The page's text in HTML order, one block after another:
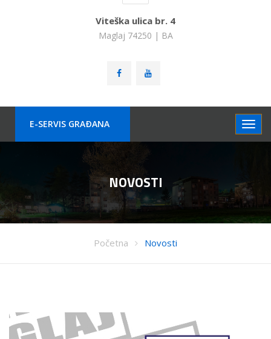
Viteška ulica br. 4
Maglaj 74250 | BA
E-SERVIS GRAÐANA
NOVOSTI
Početna Novosti